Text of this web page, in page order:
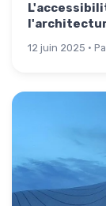
12 juin 2025 ·